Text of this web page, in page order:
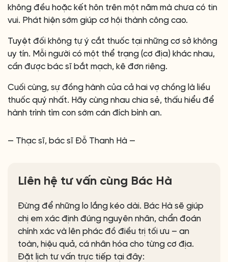
không đều hoặc kết hôn trên một năm mà chưa có tin
vui. Phát hiện sớm giúp cơ hội thành công cao.
Tuyệt đối không tự ý cắt thuốc tại những cơ sở không
uy tín. Mỗi người có một thể trạng (cơ địa) khác nhau,
cần được bác sĩ bắt mạch, kê đơn riêng.
Cuối cùng, sự đồng hành của cả hai vợ chồng là liều
thuốc quý nhất. Hãy cùng nhau chia sẻ, thấu hiểu để
hành trình tìm con sớm cán đích bình an.
— Thạc sĩ, bác sĩ Đỗ Thanh Hà —
Liên hệ tư vấn cùng Bác Hà
Đừng để những lo lắng kéo dài. Bác Hà sẽ giúp
chị em xác định đúng nguyên nhân, chẩn đoán
chính xác và lên phác đồ điều trị tối ưu – an
toàn, hiệu quả, cá nhân hóa cho từng cơ địa.
Đặt lịch tư vấn trực tiếp tại đây: